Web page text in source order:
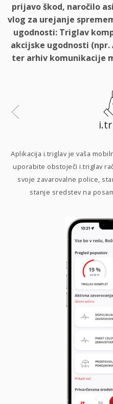
prijavo škod, naročilo
vlog za urejanje
ugodnosti: Triglav
akcijske ugodnosti
ter arhiv komunikacije
Aplikacija i.triglav je vaša
uporabite obstoječi i.triglav
svoje zavarovalne police,
stanje sredstev na